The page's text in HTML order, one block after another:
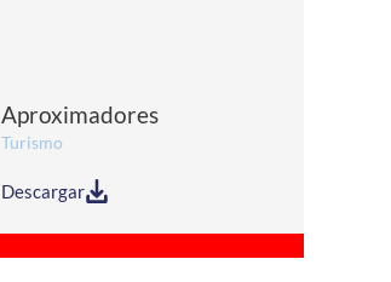
Aproximadores
Turismo
Descargar